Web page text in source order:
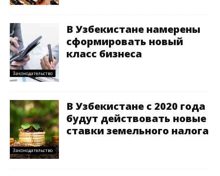
Законодательство
В Узбекистане намерены
сформировать новый
класс бизнеса
Законодательство
В Узбекистане с 2020 года
будут действовать новые
ставки земельного налога